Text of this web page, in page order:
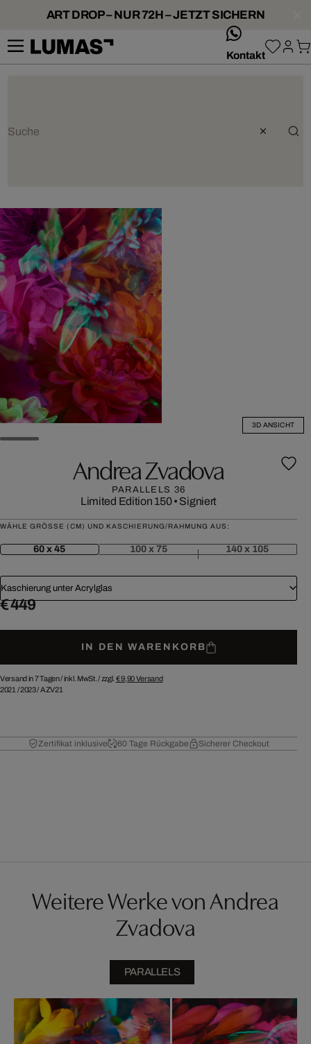
ART DROP – NUR 72H – JETZT SICHERN
Kontakt
3D ANSICHT
Andrea Zvadova
PARALLELS 36
Limited Edition 150• Signiert
WÄHLE GRÖSSE (CM) UND KASCHIERUNG/RAHMUNG AUS:
60 x 45 100 x 75 140 x 105
Kaschierung unter Acrylglas
€ 449
IN DEN WARENKORB
Versand in 7 Tagen /inkl. MwSt. / zzgl. € 9,90Versand
2021 /2023/AZV21
Zertifikat inklusive 60 Tage Rückgabe Sicherer Checkout
Weitere Werke von Andrea
Zvadova
PARALLELS